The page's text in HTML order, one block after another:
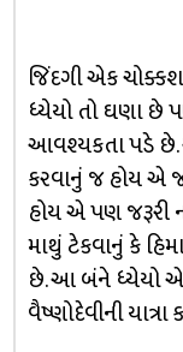
જિંદગી એક
ધ્યેયો તો ઘણા છે
આવશ્યકતા પડે છે.
કરવાનું જ હોય એ
હોય એ પણ જરૂરી
માથું ટેકવાનું કે
છે. આ બંને ધ્યેયો
વૈષ્ણોદેવીની